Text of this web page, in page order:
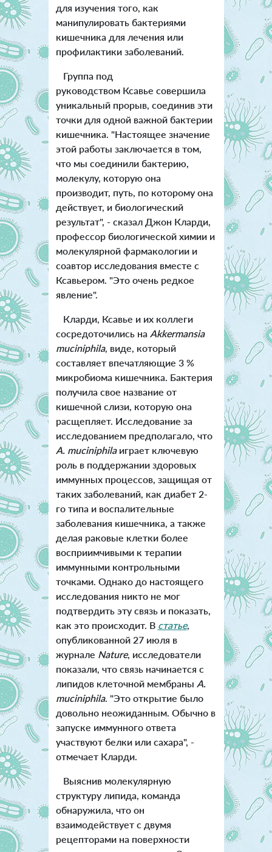
для изучения того, как
манипулировать бактериями
кишечника для лечения или
профилактики заболеваний.
Группа под
руководством Ксавье совершила
уникальный прорыв, соединив эти
точки для одной важной бактерии
кишечника. "Настоящее значение
этой работы заключается в том,
что мы соединили бактерию,
молекулу, которую она
производит, путь, по которому она
действует, и биологический
результат", - сказал Джон Кларди,
профессор биологической химии и
молекулярной фармакологии и
соавтор исследования вместе с
Ксавьером. "Это очень редкое
явление".
Кларди, Ксавье и их коллеги
сосредоточились на Akkermansia
muciniphila, виде, который
составляет впечатляющие 3 %
микробиома кишечника. Бактерия
получила свое название от
кишечной слизи, которую она
расщепляет. Исследование за
исследованием предполагало, что
A. muciniphilaиграет ключевую
роль в поддержании здоровых
иммунных процессов, защищая от
таких заболеваний, как диабет 2-
го типа и воспалительные
заболевания кишечника, а также
делая раковые клетки более
восприимчивыми к терапии
иммунными контрольными
точками. Однако до настоящего
исследования никто не мог
подтвердить эту связь и показать,
как это происходит. В статье,
опубликованной 27 июля в
журнале Nature, исследователи
показали, что связь начинается с
липидов клеточной мембраны A.
muciniphila. "Это открытие было
довольно неожиданным. Обычно в
запуске иммунного ответа
участвуют белки или сахара", -
отмечает Кларди.
Выяснив молекулярную
структуру липида, команда
обнаружила, что он
взаимодействует с двумя
рецепторами на поверхности